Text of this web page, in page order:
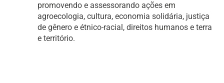
promovendo e assessorando ações em
agroecologia, cultura, economia solidária, justiça
de gênero e étnico-racial, direitos humanos e terra
e território.